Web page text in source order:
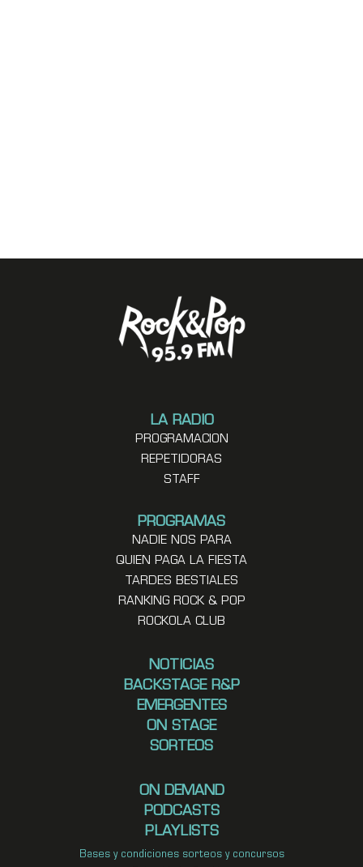
LA RADIO
PROGRAMACION
REPETIDORAS
STAFF
PROGRAMAS
NADIE NOS PARA
QUIEN PAGA LA FIESTA
TARDES BESTIALES
RANKING ROCK & POP
ROCKOLA CLUB
NOTICIAS
BACKSTAGE R&P
EMERGENTES
ON STAGE
SORTEOS
ON DEMAND
PODCASTS
PLAYLISTS
Bases y condiciones sorteos y concursos